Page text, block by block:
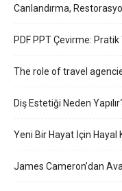
Canlandırma,
PDF PPT Çevirme:
The role of travel
Diş Estetiği Neden
Yeni Bir Hayat İçin Hayal
James Cameron’dan